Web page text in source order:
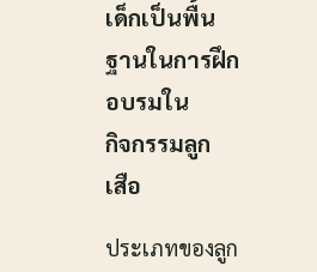
เด็กเป็นพื้น
ฐานในการฝึก
อบรมใน
กิจกรรมลูก
เสือ
ประเภทของลูก